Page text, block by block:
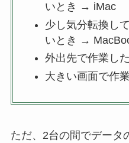
いとき → iMac
少し気分転換し
いとき →
外出先で作業し
大きい画面で作
ただ、2台の間でデータ